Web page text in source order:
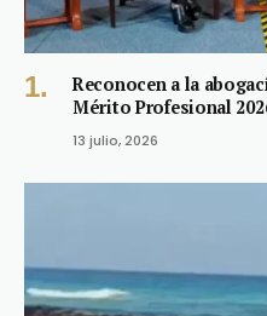
Reconocen a la
Mérito Profesional
13 julio, 2026